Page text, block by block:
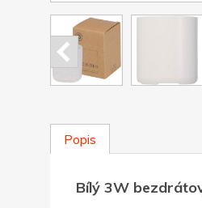
Popis
Bílý 3W